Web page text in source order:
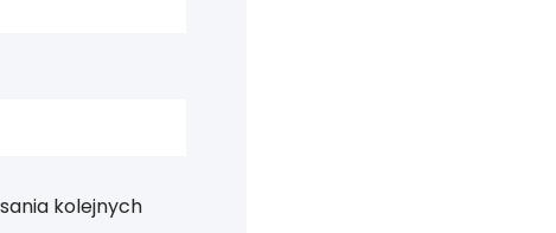
kolejnych